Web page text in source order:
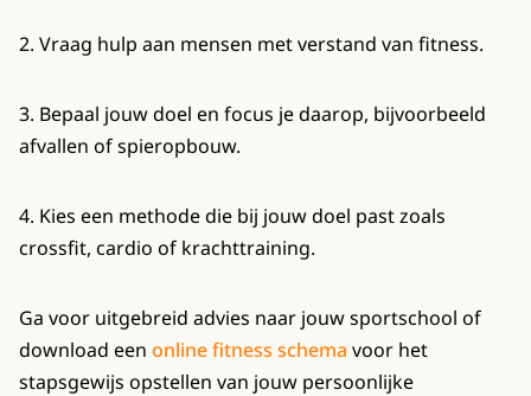
2. Vraag hulp aan mensen met verstand van fitness.
3. Bepaal jouw doel en focus je daarop, bijvoorbeeld
afvallen of spieropbouw.
4. Kies een methode die bij jouw doel past zoals
crossfit, cardio of krachttraining.
Ga voor uitgebreid advies naar jouw sportschool of
download een online fitness schema voor het
stapsgewijs opstellen van jouw persoonlijke